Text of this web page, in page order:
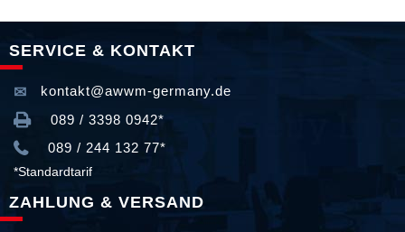
SERVICE & KONTAKT
kontakt@awwm-germany.de
089 / 3398 0942*
089 / 244 132 77*
*Standardtarif
ZAHLUNG & VERSAND